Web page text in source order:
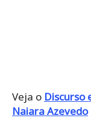
Veja o Discurso
Naiara Azevedo